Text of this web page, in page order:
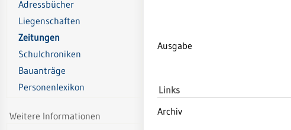
Adressbücher
Liegenschaften
Zeitungen
Schulchroniken
Bauanträge
Personenlexikon
Weitere Informationen
Ausgabe
Links
Archiv